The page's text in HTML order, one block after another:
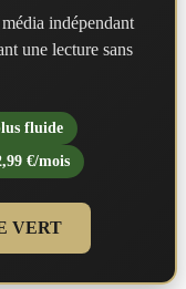
indépendant
une lecture sans
fluide
€/mois
VERT